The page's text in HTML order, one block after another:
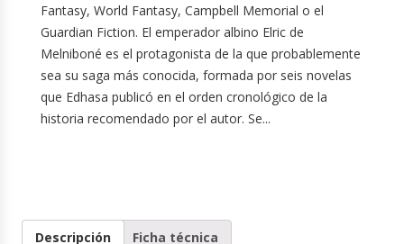
Fantasy, World Fantasy, Campbell Memorial o el
Guardian Fiction. El emperador albino Elric de
Melniboné es el protagonista de la que probablemente
sea su saga más conocida, formada por seis novelas
que Edhasa publicó en el orden cronológico de la
historia recomendado por el autor. Se...
Descripción Ficha técnica